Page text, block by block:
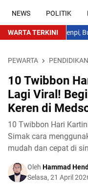
NEWS POLITIK
WARTA TERKINI
Temuan 995 Senpi, Bunker
PEWARTA PENDIDIKAN
10 Twibbon
Lagi Viral!
Keren di
10 Twibbon Hari
Simak cara
mudah dan cepat di
Oleh Hammad
Selasa, 21 April